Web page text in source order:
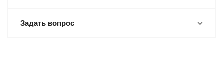
Задать вопрос